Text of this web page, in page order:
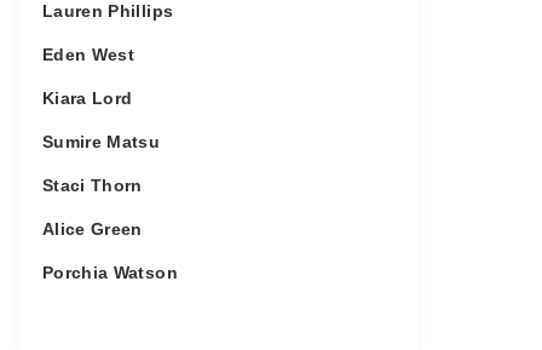
Lauren Phillips
Eden West
Kiara Lord
Sumire Matsu
Staci Thorn
Alice Green
Porchia Watson